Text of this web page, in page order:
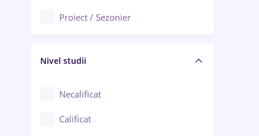
Bistrița (Bistrița-Năsăud)
Automatizări
Cercetare - dezvoltare
Chimie / Biochimie
Confecții / Design vestimentar
Proiect / Sezonier
Nivel studii
Necalificat
Calificat